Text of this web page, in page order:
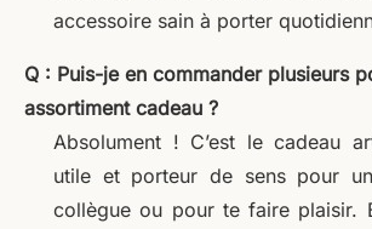
accessoire sain à porter
Q : Puis-je en commander plusieurs
assortiment cadeau ?
Absolument ! C’est le cadeau
utile et porteur de sens pour
collègue ou pour te faire plaisir.